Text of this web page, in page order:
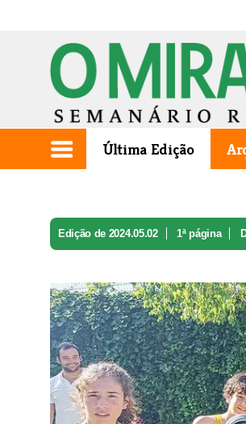
Última Edição
Edição de 2024.05.02 1ª página